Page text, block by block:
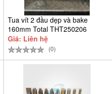
Tua vít 2 đầu dẹp và bake
160mm Total THT250206
Giá: Liên hệ
(0)